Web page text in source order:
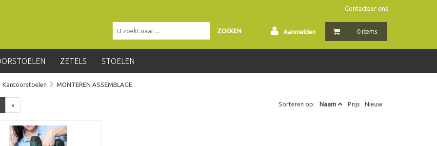
Contacteer ons
0 items
Aanmelden
ZOEKEN
ZETELS STOELEN
Kantoorstoelen MONTEREN ASSEMBLAGE
» Sorteren op: Naam Prijs Nieuw